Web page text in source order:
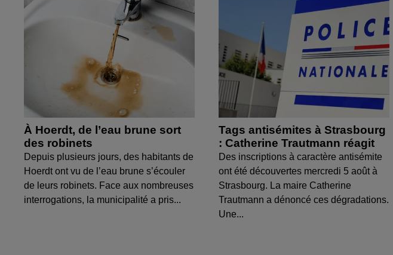
À Hoerdt, de l’eau brune sort
des robinets
Depuis plusieurs jours, des habitants de
Hoerdt ont vu de l’eau brune s’écouler
de leurs robinets. Face aux nombreuses
interrogations, la municipalité a pris...
Tags antisémites à Strasbourg
: Catherine Trautmann réagit
Des inscriptions à caractère antisémite
ont été découvertes mercredi 5 août à
Strasbourg. La maire Catherine
Trautmann a dénoncé ces dégradations.
Une...